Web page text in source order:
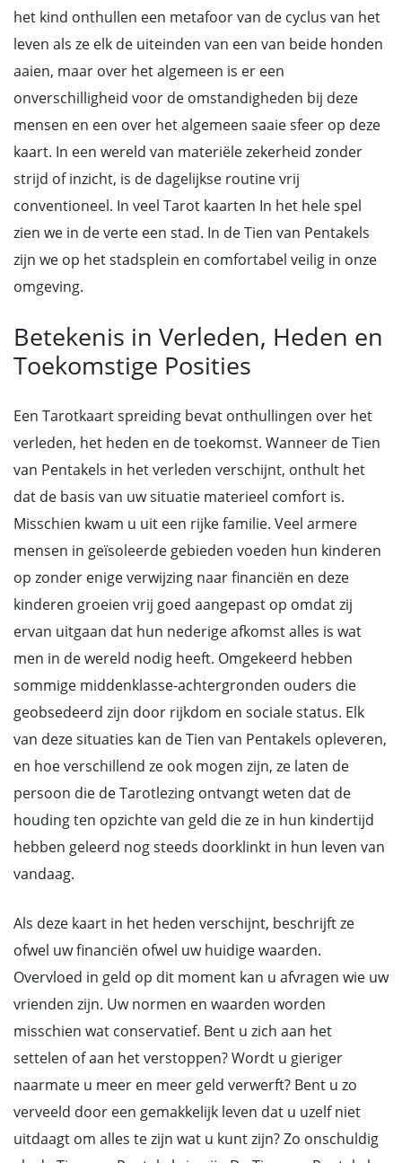
het kind onthullen een metafoor van de cyclus van het
leven als ze elk de uiteinden van een van beide honden
aaien, maar over het algemeen is er een
onverschilligheid voor de omstandigheden bij deze
mensen en een over het algemeen saaie sfeer op deze
kaart. In een wereld van materiële zekerheid zonder
strijd of inzicht, is de dagelijkse routine vrij
conventioneel. In veel Tarot kaarten In het hele spel
zien we in de verte een stad. In de Tien van Pentakels
zijn we op het stadsplein en comfortabel veilig in onze
omgeving.
Betekenis in Verleden, Heden en
Toekomstige Posities
Een Tarotkaart spreiding bevat onthullingen over het
verleden, het heden en de toekomst. Wanneer de Tien
van Pentakels in het verleden verschijnt, onthult het
dat de basis van uw situatie materieel comfort is.
Misschien kwam u uit een rijke familie. Veel armere
mensen in geïsoleerde gebieden voeden hun kinderen
op zonder enige verwijzing naar financiën en deze
kinderen groeien vrij goed aangepast op omdat zij
ervan uitgaan dat hun nederige afkomst alles is wat
men in de wereld nodig heeft. Omgekeerd hebben
sommige middenklasse-achtergronden ouders die
geobsedeerd zijn door rijkdom en sociale status. Elk
van deze situaties kan de Tien van Pentakels opleveren,
en hoe verschillend ze ook mogen zijn, ze laten de
persoon die de Tarotlezing ontvangt weten dat de
houding ten opzichte van geld die ze in hun kindertijd
hebben geleerd nog steeds doorklinkt in hun leven van
vandaag.
Als deze kaart in het heden verschijnt, beschrijft ze
ofwel uw financiën ofwel uw huidige waarden.
Overvloed in geld op dit moment kan u afvragen wie uw
vrienden zijn. Uw normen en waarden worden
misschien wat conservatief. Bent u zich aan het
settelen of aan het verstoppen? Wordt u gieriger
naarmate u meer en meer geld verwerft? Bent u zo
verveeld door een gemakkelijk leven dat u uzelf niet
uitdaagt om alles te zijn wat u kunt zijn? Zo onschuldig